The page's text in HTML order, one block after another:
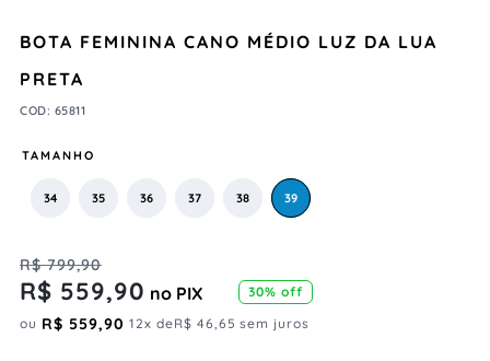
BOTA FEMININA CANO MÉDIO LUZ DA LUA
PRETA
COD: 65811
TAMANHO
34 35 36 37 38 39
R$ 799,90
R$ 559,90 no PIX 30% off
ou R$ 559,90 12x deR$ 46,65 sem juros